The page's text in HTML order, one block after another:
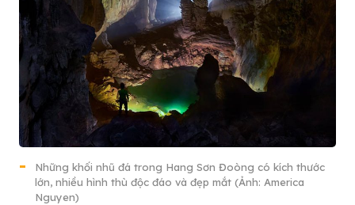
Những khối nhũ đá trong Hang Sơn Đoòng có kích thước
lớn, nhiều hình thù độc đáo và đẹp mắt (Ảnh: America
Nguyen)